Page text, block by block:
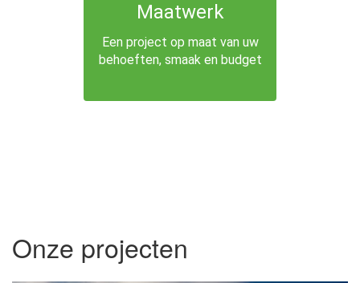
Maatwerk
Een project op maat van uw
behoeften, smaak en budget
Onze projecten